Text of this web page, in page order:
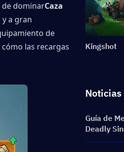
de dominarCaza
a gran
de
las recargas
Kingshot
Guía de
Deadly